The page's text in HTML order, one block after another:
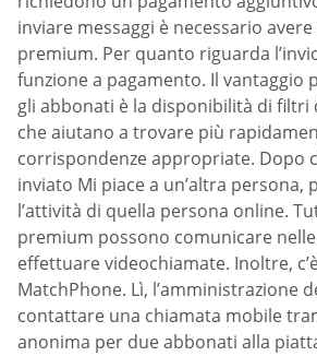
inviare messaggi è necessario
premium. Per quanto riguarda
funzione a pagamento. Il vantaggio
gli abbonati è la disponibilità di filtri
che aiutano a trovare più
corrispondenze appropriate. Dopo
inviato Mi piace a un’altra
l’attività di quella persona online.
premium possono comunicare
effettuare videochiamate. Inoltre,
MatchPhone. Lì, l’amministrazione
contattare una chiamata mobile
anonima per due abbonati alla